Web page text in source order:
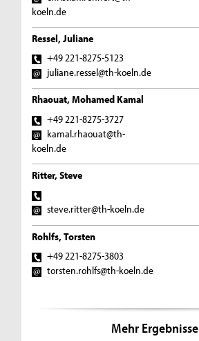
koeln.de
Ressel, Juliane
+49 221-8275-5123
juliane.ressel@th-koeln.de
Rhaouat, Mohamed Kamal
+49 221-8275-3727
kamal.rhaouat@th-
koeln.de
Ritter, Steve
steve.ritter@th-koeln.de
Rohlfs, Torsten
+49 221-8275-3803
torsten.rohlfs@th-koeln.de
Mehr Ergebnisse